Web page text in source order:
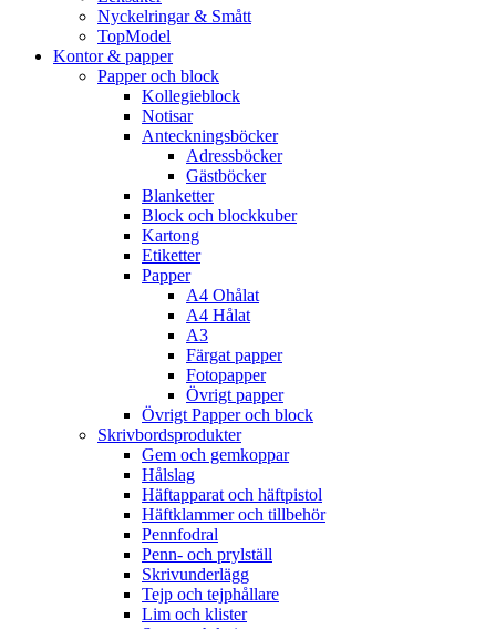
Nyckelringar & Smått
TopModel
Kontor & papper
Papper och block
Kollegieblock
Notisar
Anteckningsböcker
Adressböcker
Gästböcker
Blanketter
Block och blockkuber
Kartong
Etiketter
Papper
A4 Ohålat
A4 Hålat
A3
Färgat papper
Fotopapper
Övrigt papper
Övrigt Papper och block
Skrivbordsprodukter
Gem och gemkoppar
Hålslag
Häftapparat och häftpistol
Häftklammer och tillbehör
Pennfodral
Penn- och prylställ
Skrivunderlägg
Tejp och tejphållare
Lim och klister